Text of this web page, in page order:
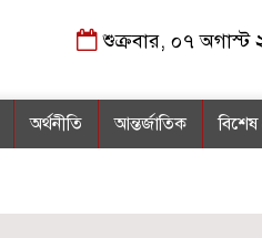
শুক্রবার, ০৭ অগাস্ট
অর্থনীতি আন্তর্জাতিক বিশেষ